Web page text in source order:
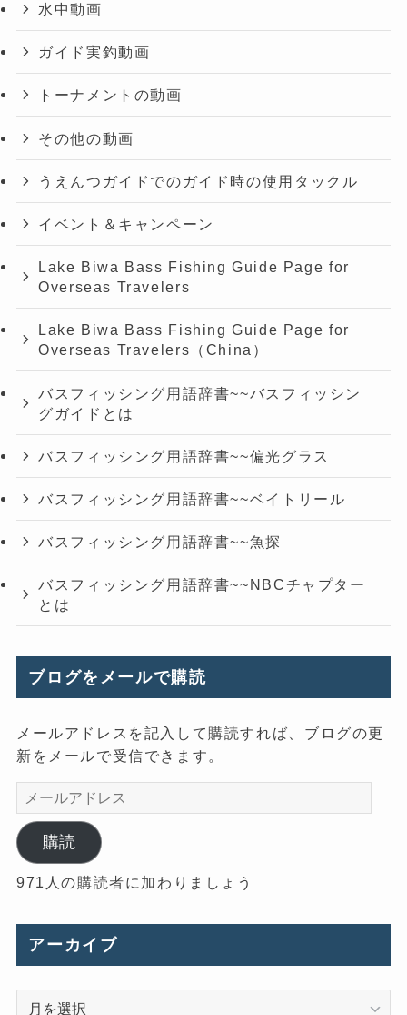
水中動画
ガイド実釣動画
トーナメントの動画
その他の動画
うえんつガイドでのガイド時の使用タックル
イベント＆キャンペーン
Lake Biwa Bass Fishing Guide Page for
Overseas Travelers
Lake Biwa Bass Fishing Guide Page for
Overseas Travelers（China）
バスフィッシング用語辞書~~バスフィッシン
グガイドとは
バスフィッシング用語辞書~~偏光グラス
バスフィッシング用語辞書~~ベイトリール
バスフィッシング用語辞書~~魚探
バスフィッシング用語辞書~~NBCチャプター
とは
ブログをメールで購読
メールアドレスを記入して購読すれば、ブログの更
新をメールで受信できます。
メ
ー
ル
ア
ド
ス
購読
971人の購読者に加わりましょう
アーカイブ